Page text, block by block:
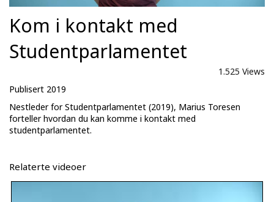
Kom i kontakt med
Studentparlamentet
1.525 Views
Publisert 2019
Nestleder for Studentparlamentet (2019), Marius Toresen
forteller hvordan du kan komme i kontakt med
studentparlamentet.
Relaterte videoer